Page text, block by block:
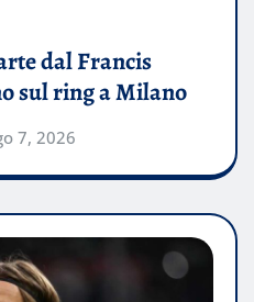
dal Francis
sul ring a Milano
7, 2026